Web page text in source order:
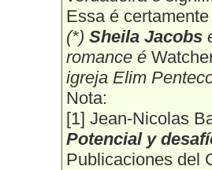
Essa é
(*) Sheila Jacobs
romance é
igreja Elim
Nota:
[1] Jean-Nicolas
Potencial y
Publicaciones del